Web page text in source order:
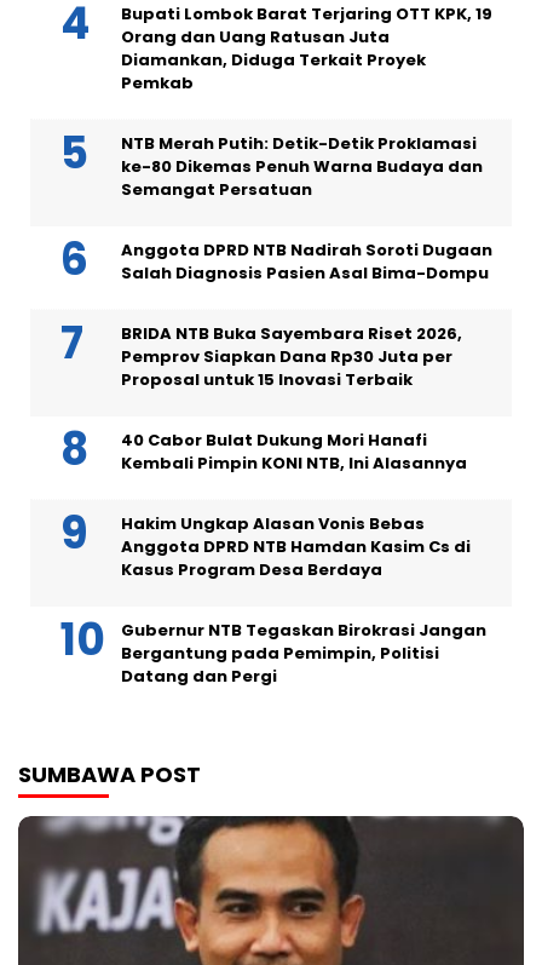
Bupati Lombok Barat Terjaring OTT KPK, 19
Orang dan Uang Ratusan Juta
Diamankan, Diduga Terkait Proyek
Pemkab
NTB Merah Putih: Detik-Detik Proklamasi
ke-80 Dikemas Penuh Warna Budaya dan
Semangat Persatuan
Anggota DPRD NTB Nadirah Soroti Dugaan
Salah Diagnosis Pasien Asal Bima-Dompu
BRIDA NTB Buka Sayembara Riset 2026,
Pemprov Siapkan Dana Rp30 Juta per
Proposal untuk 15 Inovasi Terbaik
40 Cabor Bulat Dukung Mori Hanafi
Kembali Pimpin KONI NTB, Ini Alasannya
Hakim Ungkap Alasan Vonis Bebas
Anggota DPRD NTB Hamdan Kasim Cs di
Kasus Program Desa Berdaya
Gubernur NTB Tegaskan Birokrasi Jangan
Bergantung pada Pemimpin, Politisi
Datang dan Pergi
SUMBAWA POST